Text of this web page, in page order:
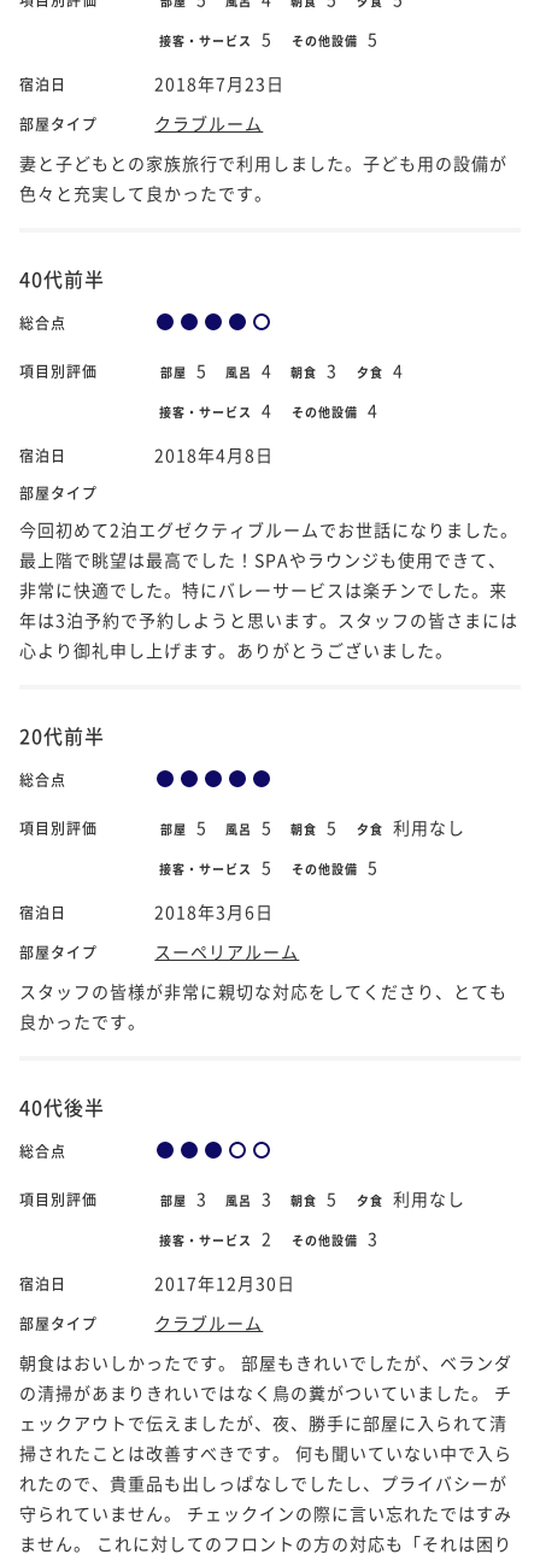
接客・サービス 5 その他設備 5
宿泊日 2018年7月23日
部屋タイプ
クラブルーム
妻と子どもとの家族旅行で利用しました。子ども用の設備が
色々と充実して良かったです。
40代前半
総合点
項目別評価 部屋 5 風呂 4 朝食 3 夕食 4
接客・サービス 4 その他設備 4
宿泊日 2018年4月8日
部屋タイプ
今回初めて2泊エグゼクティブルームでお世話になりました。
最上階で眺望は最高でした！SPAやラウンジも使用できて、
非常に快適でした。特にバレーサービスは楽チンでした。来
年は3泊予約で予約しようと思います。スタッフの皆さまには
心より御礼申し上げます。ありがとうございました。
20代前半
総合点
項目別評価 部屋 5 風呂 5 朝食 5 夕食 利用なし
接客・サービス 5 その他設備 5
宿泊日 2018年3月6日
部屋タイプ
スーペリアルーム
スタッフの皆様が非常に親切な対応をしてくださり、とても
良かったです。
40代後半
総合点
項目別評価 部屋 3 風呂 3 朝食 5 夕食 利用なし
接客・サービス 2 その他設備 3
宿泊日 2017年12月30日
部屋タイプ
クラブルーム
朝食はおいしかったです。 部屋もきれいでしたが、ベランダ
の清掃があまりきれいではなく鳥の糞がついていました。 チ
ェックアウトで伝えましたが、夜、勝手に部屋に入られて清
掃されたことは改善すべきです。 何も聞いていない中で入ら
れたので、貴重品も出しっぱなしでしたし、プライバシーが
守られていません。 チェックインの際に言い忘れたではすみ
ません。 これに対してのフロントの方の対応も「それは困り